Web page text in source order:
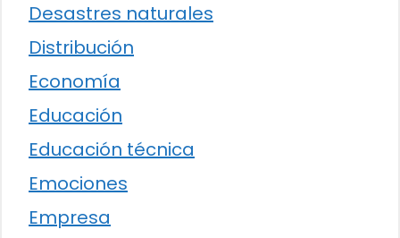
Desastres naturales
Distribución
Economía
Educación
Educación técnica
Emociones
Empresa